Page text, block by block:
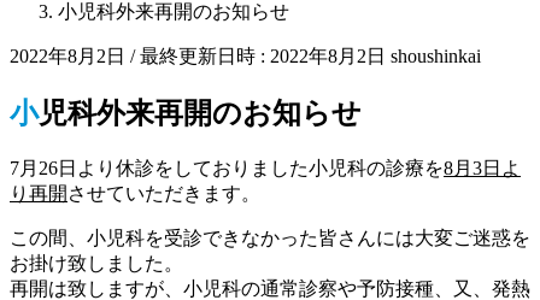
小児科外来再開のお知らせ
2022年8月2日 / 最終更新日時 : 2022年8月2日 shoushinkai
小児科外来再開のお知らせ
7月26日より休診をしておりました小児科の診療を8月3日よ
り再開 させていただきます。
この間、小児科を受診できなかった皆さんには大変ご迷惑を
お掛け致しました。
再開は致しますが、小児科の通常診察や予防接種、又、発熱